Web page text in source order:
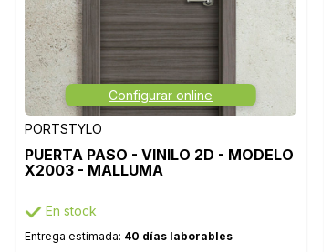
Configurar online
PORTSTYLO
PUERTA PASO - VINILO 2D - MODELO
X2003 - MALLUMA
En stock
Entrega estimada: 40 días laborables